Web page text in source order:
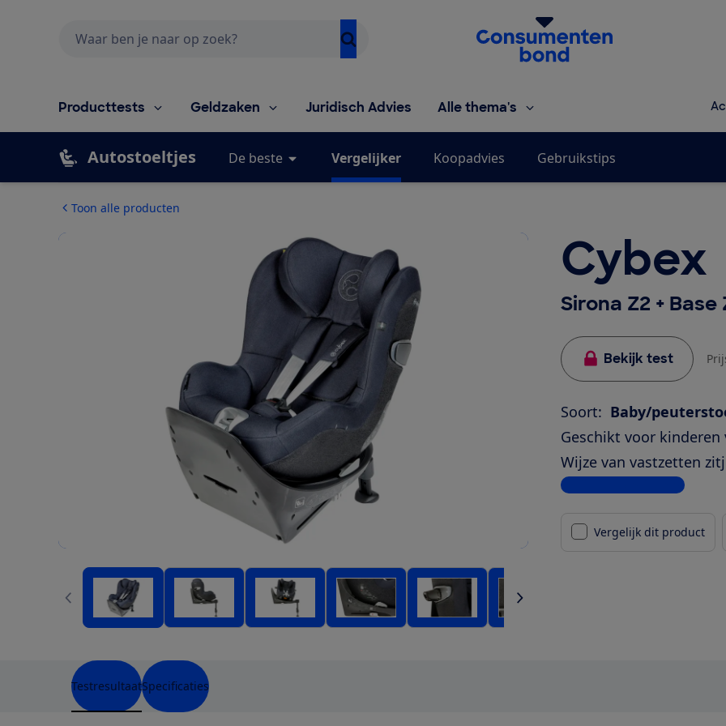
Homepage van de Consumentenbond
Producttests Geldzaken Juridisch Advies Alle thema's
Autostoeltjes De beste Vergelijker Koopadvies Gebruikstips
Toon alle producten
Cybex
Sirona Z2 + Base
Bekijk test
Soort: Baby/
Geschikt voor kinderen
Wijze van vastzetten
Bekijk alle specificaties
Vergelijk dit product
TestresultaatSpecificaties